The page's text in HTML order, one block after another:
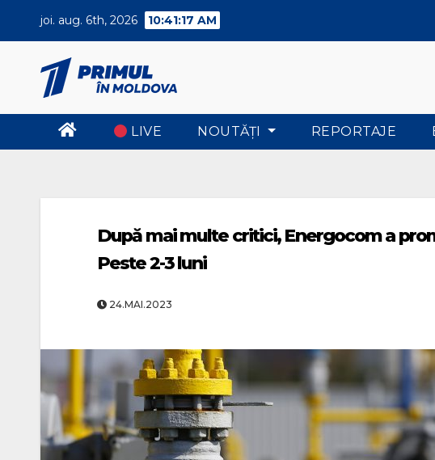
joi. aug. 6th, 2026 10:41:18 AM
LIVE NOUTĂŢI REPORTAJE
După mai multe critici, Energocom a
Peste 2-3 luni
24.MAI.2023